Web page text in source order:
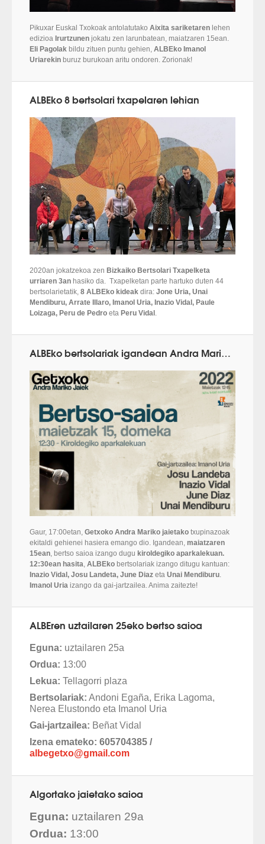
Pikuxar Euskal Txokoak antolatutako Aixita sariketaren lehen
edizioa Irurtzunen jokatu zen larunbatean, maiatzaren 15ean.
Eli Pagolak bildu zituen puntu gehien, ALBEko Imanol
Uriarekin buruz burukoan aritu ondoren. Zorionak!
ALBEko 8 bertsolari txapelaren lehian
2020an jokatzekoa zen Bizkaiko Bertsolari Txapelketa
urriaren 3an hasiko da. Txapelketan parte hartuko duten 44
bertsolarietatik, 8 ALBEko kideak dira: Jone Uria, Unai
Mendiburu, Arrate Illaro, Imanol Uria, Inazio Vidal, Paule
Loizaga, Peru de Pedro eta Peru Vidal .
ALBEko bertsolariak igandean Andra Mariko jaietan kantatuko dute
Gaur, 17:00etan, Getxoko Andra Mariko jaietako txupinazoak
ekitaldi gehienei hasiera emango dio. Igandean, maiatzaren
15ean, bertso saioa izango dugu kiroldegiko aparkalekuan.
12:30ean hasita, ALBEko bertsolariak izango ditugu kantuan:
Inazio Vidal, Josu Landeta, June Diaz eta Unai Mendiburu.
Imanol Uria izango da gai-jartzailea. Anima zaitezte!
ALBEren uztailaren 25eko bertso saioa
Eguna: uztailaren 25a
Ordua: 13:00
Lekua: Tellagorri plaza
Bertsolariak: Andoni Egaña, Erika Lagoma,
Nerea Elustondo eta Imanol Uria
Gai-jartzailea: Beñat Vidal
Izena emateko: 605704385 /
albegetxo@gmail.com
Algortako jaietako saioa
Eguna: uztailaren 29a
Ordua: 13:00